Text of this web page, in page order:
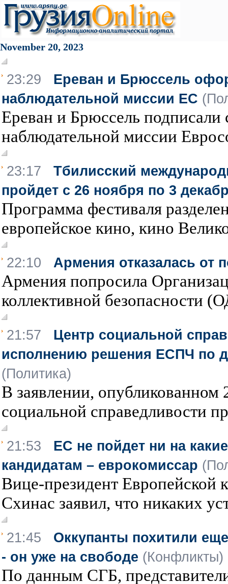
November 20, 2023
23:29 Ереван и Брюссель
наблюдательной миссии ЕС
Ереван и Брюссель подписали
наблюдательной миссии
23:17 Тбилисский
пройдет с 26 ноября по 3
Программа фестиваля
европейское кино, кино
22:10 Армения отказалась
Армения попросила
коллективной безопасности
21:57 Центр социальной
исполнению решения ЕСПЧ по
(Политика)
В заявлении, опубликованном
социальной справедливости
21:53 ЕС не пойдет ни на
кандидатам – еврокомиссар
Вице-президент Европейской
Схинас заявил, что никаких
21:45 Оккупанты похитили
- он уже на свободе (Конфликты)
По данным СГБ,